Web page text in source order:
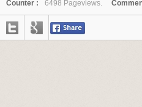
Counter :
6498 Pageviews.